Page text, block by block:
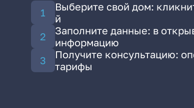
Выберите свой дом:
й
Заполните данные: в
информацию
Получите консультацию:
тарифы